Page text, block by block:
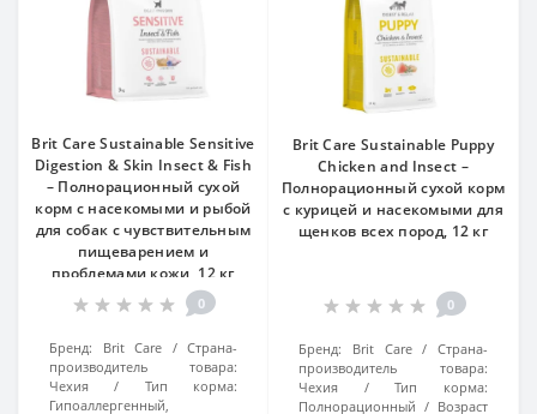
Brit Care Sustainable Sensitive
Digestion & Skin Insect & Fish
– Полнорационный сухой
корм с насекомыми и рыбой
для собак с чувствительным
пищеварением и
проблемами кожи, 12 кг
0
Бренд: Brit Care
Страна-
производитель товара:
Чехия
Тип корма:
Гипоаллергенный,
Brit Care Sustainable Puppy
Chicken and Insect –
Полнорационный сухой корм
с курицей и насекомыми для
щенков всех пород, 12 кг
0
Бренд: Brit Care
Страна-
производитель товара:
Чехия
Тип корма:
Полнорационный
Возраст